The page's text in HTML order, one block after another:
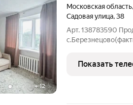
+12
Московская область,
Садовая улица,38
Арт. 138783590
котел(нагрев
Показать